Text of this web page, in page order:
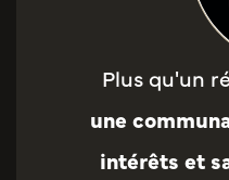
Plus qu'un
une
intérêts et